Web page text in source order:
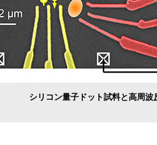
シリコン量子ドット試料と高周